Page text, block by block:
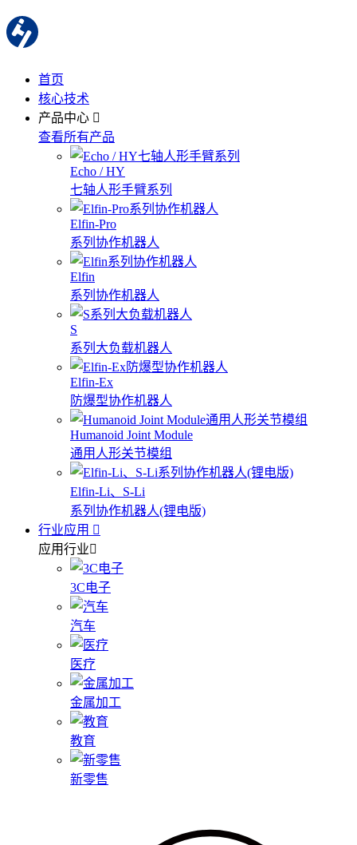
首页
核心技术
产品中心
查看所有产品
Echo / HY
七轴人形手臂系列
Elfin-Pro
系列协作机器人
Elfin
系列协作机器人
S
系列大负载机器人
Elfin-Ex
防爆型协作机器人
Humanoid Joint Module
通用人形关节模组
Elfin-Li、S-Li
系列协作机器人(锂电版)
行业应用
应用行业
3C电子
汽车
医疗
金属加工
教育
新零售